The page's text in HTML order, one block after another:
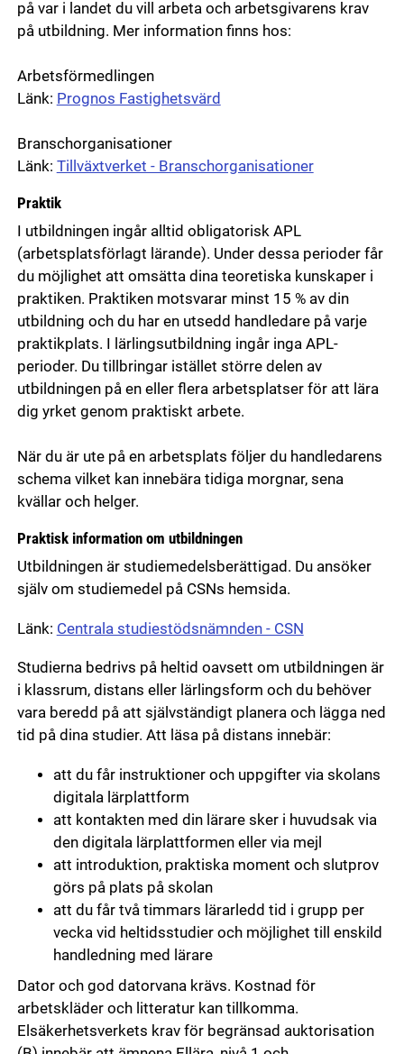
på var i landet du vill arbeta och arbetsgivarens krav
på utbildning. Mer information finns hos:
Arbetsförmedlingen
Länk: Prognos Fastighetsvärd
Branschorganisationer
Länk: Tillväxtverket - Branschorganisationer
Praktik
I utbildningen ingår alltid obligatorisk APL
(arbetsplatsförlagt lärande). Under dessa perioder får
du möjlighet att omsätta dina teoretiska kunskaper i
praktiken. Praktiken motsvarar minst 15 % av din
utbildning och du har en utsedd handledare på varje
praktikplats. I lärlingsutbildning ingår inga APL-
perioder. Du tillbringar istället större delen av
utbildningen på en eller flera arbetsplatser för att lära
dig yrket genom praktiskt arbete.
När du är ute på en arbetsplats följer du handledarens
schema vilket kan innebära tidiga morgnar, sena
kvällar och helger.
Praktisk information om utbildningen
Utbildningen är studiemedelsberättigad. Du ansöker
själv om studiemedel på CSNs hemsida.
Länk: Centrala studiestödsnämnden - CSN
Studierna bedrivs på heltid oavsett om utbildningen är
i klassrum, distans eller lärlingsform och du behöver
vara beredd på att självständigt planera och lägga ned
tid på dina studier. Att läsa på distans innebär:
att du får instruktioner och uppgifter via skolans
digitala lärplattform
att kontakten med din lärare sker i huvudsak via
den digitala lärplattformen eller via mejl
att introduktion, praktiska moment och slutprov
görs på plats på skolan
att du får två timmars lärarledd tid i grupp per
vecka vid heltidsstudier och möjlighet till enskild
handledning med lärare
Dator och god datorvana krävs. Kostnad för
arbetskläder och litteratur kan tillkomma.
Elsäkerhetsverkets krav för begränsad auktorisation